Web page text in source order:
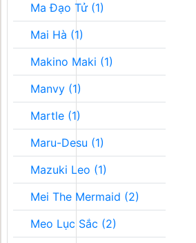
Ma Đạo Tử (1)
Mai Hà (1)
Makino Maki (1)
Manvy (1)
Martle (1)
Maru-Desu (1)
Mazuki Leo (1)
Mei The Mermaid (2)
Meo Lục Sắc (2)